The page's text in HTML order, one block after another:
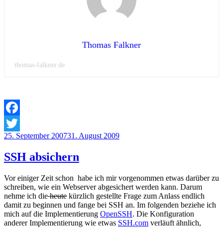
Thomas Falkner
thomas-falkner.de
Facebook
Twitter
Veröffentlicht
25. September 200731. August 2009
SSH absichern
Vor einiger Zeit schon habe ich mir vorgenommen etwas darüber zu
schreiben, wie ein Webserver abgesichert werden kann. Darum
nehme ich dieheute kürzlich gestellte Frage zum Anlass endlich
damit zu beginnen und fange bei SSH an. Im folgenden beziehe ich
mich auf die Implementierung OpenSSH. Die Konfiguration
anderer Implementierung wie etwas SSH.com verläuft ähnlich,